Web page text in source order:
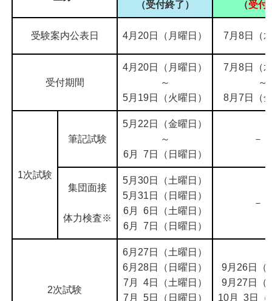
（受付終了）
（受付
受験案内公表日 4月20日（月曜日） 7月8日（
受付期間
4月20日（月曜日）
～
5月19日（火曜日）
7月8日（
～
8月7日（
1次試験
筆記試験
5月22日（金曜日）
～
6月 7日（日曜日）
－
集団面接
体力検査※
5月30日（土曜日）
5月31日（日曜日）
6月 6日（土曜日）
6月 7日（日曜日）
－
2次試験
6月27日（土曜日）
6月28日（日曜日）
7月 4日（土曜日）
7月 5日（日曜日）
9月26日（
9月27日（
10月 3日（